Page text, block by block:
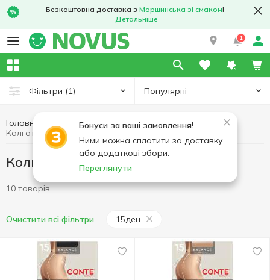
Безкоштовна доставка з Моршинська зі смаком!
Детальніше
1
Фільтри (1) Популярні
Бонуси за ваші замовлення!
Ними можна сплатити за доставку
або додаткові збори.
Переглянути
Головна Одяг та взуття
Колготки, панчохи
Колготки, панчохи 15ден
Колготки, панчохи 15ден
10 товарів
Очистити всі фільтри 15ден